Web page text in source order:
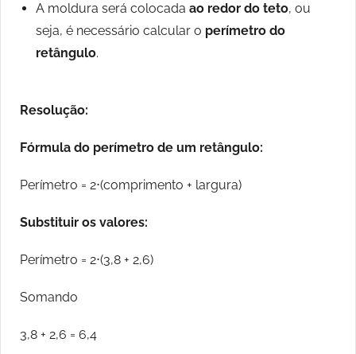
A moldura será colocada ao redor do teto, ou
seja, é necessário calcular o perímetro do
retângulo.
Resolução:
Fórmula do perímetro de um retângulo:
Perímetro = 2⋅(comprimento + largura)
Substituir os valores:
Perímetro = 2⋅(3,8 + 2,6)
Somando
3,8 + 2,6 = 6,4